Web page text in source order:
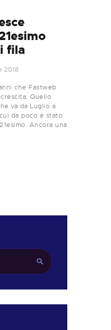
fila
2018
che Fastweb
Quello
va da Luglio a
da poco è stato
Ancora una